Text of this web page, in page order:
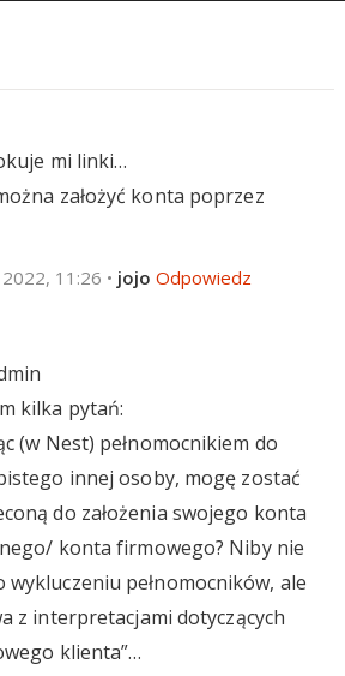
mi linki…
założyć konta poprzez
11:26 • jojo Odpowiedz
kilka pytań:
(w Nest) pełnomocnikiem do
innej osoby, mogę zostać
do założenia swojego konta
konta firmowego? Niby nie
wykluczeniu pełnomocników, ale
z interpretacjami dotyczących
klienta”…